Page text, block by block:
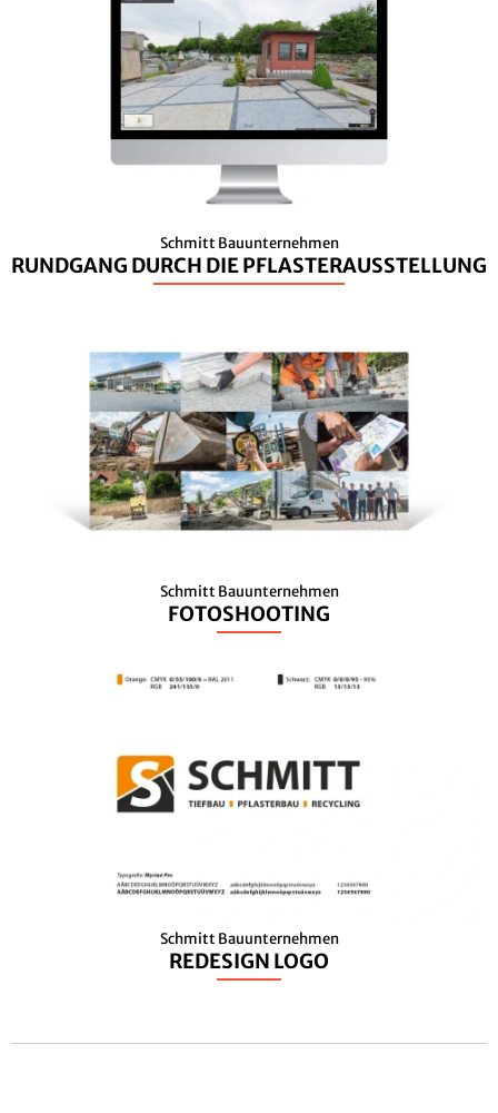
Schmitt Bauunternehmen
RUNDGANG DURCH DIE PFLASTERAUSSTELLUNG
Schmitt Bauunternehmen
FOTOSHOOTING
Schmitt Bauunternehmen
REDESIGN LOGO